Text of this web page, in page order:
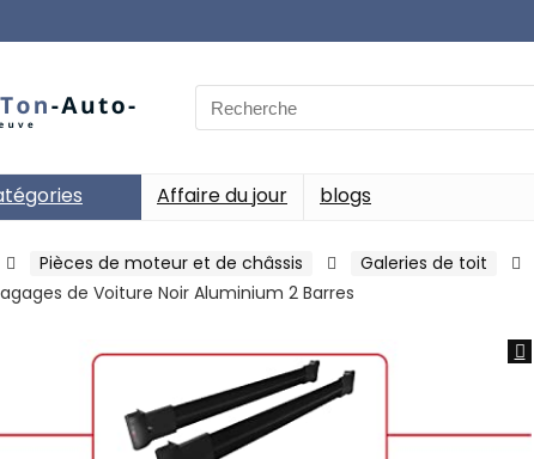
Search
for:
Affaire du jour blogs
Pièces de moteur et de châssis Galeries de toit
de Voiture Noir Aluminium 2 Barres